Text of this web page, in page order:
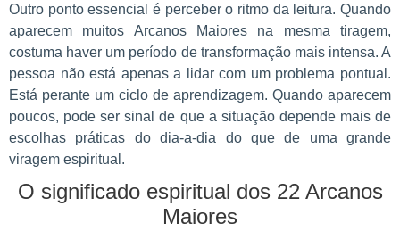
Outro ponto essencial é perceber o ritmo da leitura. Quando
aparecem muitos Arcanos Maiores na mesma tiragem,
costuma haver um período de transformação mais intensa. A
pessoa não está apenas a lidar com um problema pontual.
Está perante um ciclo de aprendizagem. Quando aparecem
poucos, pode ser sinal de que a situação depende mais de
escolhas práticas do dia-a-dia do que de uma grande
viragem espiritual.
O significado espiritual dos 22 Arcanos
Maiores